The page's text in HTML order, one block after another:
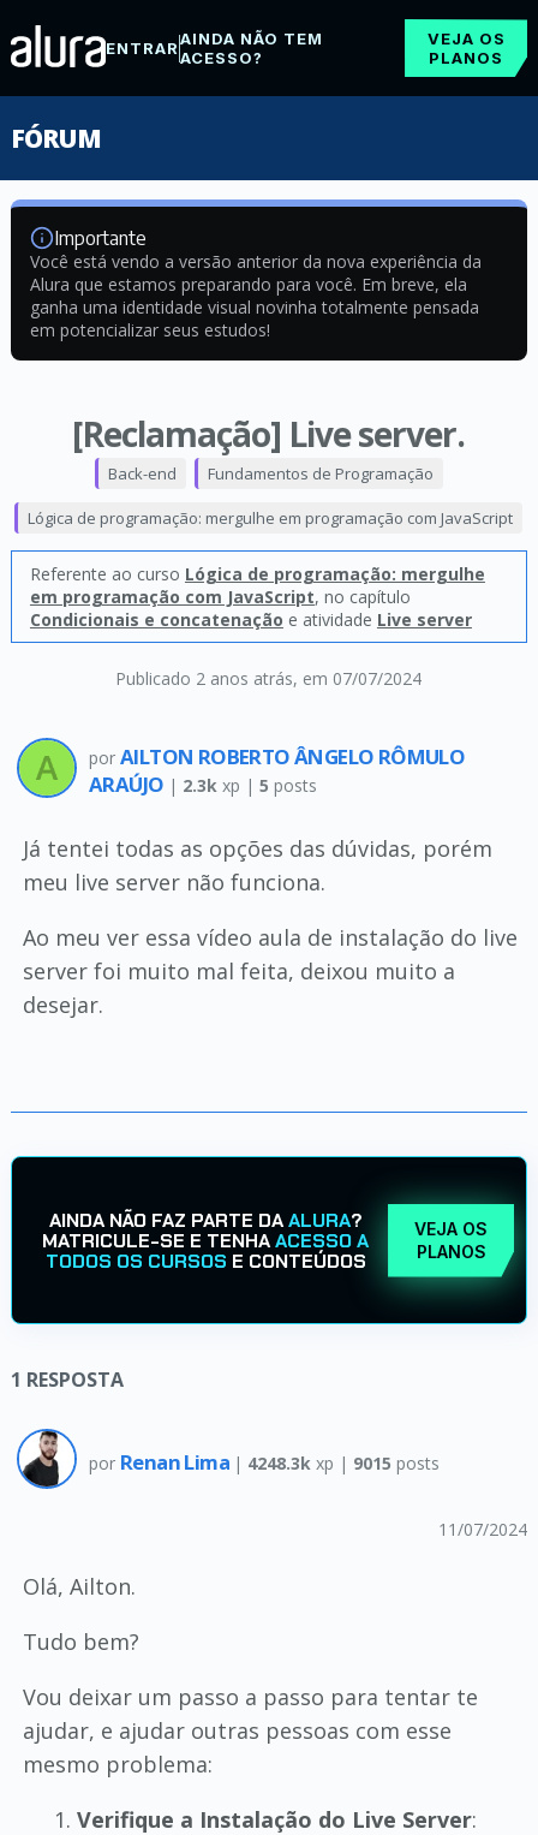
ENTRARAINDA NÃO TEM
ACESSO?
VEJA OS
PLANOS
FÓRUM
Importante
Você está vendo a versão anterior da nova experiência da
Alura que estamos preparando para você. Em breve, ela
ganha uma identidade visual novinha totalmente pensada
em potencializar seus estudos!
[Reclamação] Live server.
Publicado 2 anos atrás, em 07/07/2024
Back-end Fundamentos de Programação
Lógica de programação: mergulhe em programação com JavaScript
Referente ao curso Lógica de programação: mergulhe
em programação com JavaScript, no capítulo
Condicionais e concatenação e atividade Live server
por AILTON ROBERTO ÂNGELO RÔMULO
ARAÚJO | 2.3kxp | 5 posts
Já tentei todas as opções das dúvidas, porém
meu live server não funciona.
Ao meu ver essa vídeo aula de instalação do live
server foi muito mal feita, deixou muito a
desejar.
AINDA NÃO FAZ PARTE DAALURA?
MATRICULE-SE E TENHAACESSO A
TODOS OS CURSOS E CONTEÚDOS
VEJA OS
PLANOS
1 RESPOSTA
por Renan Lima | 4248.3k xp | 9015 posts
11/07/2024
Olá, Ailton.
Tudo bem?
Vou deixar um passo a passo para tentar te
ajudar, e ajudar outras pessoas com esse
mesmo problema:
Verifique a Instalação do Live Server: